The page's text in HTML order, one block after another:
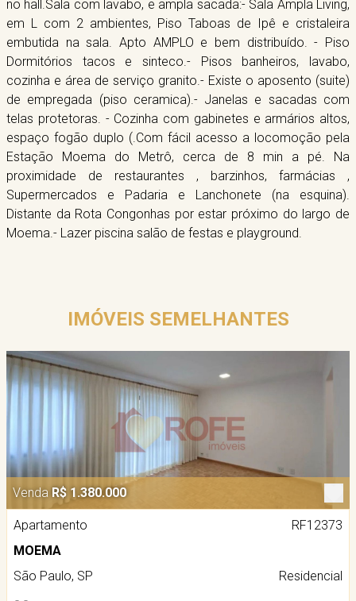
no hall.Sala com lavabo, e ampla sacada:- Sala Ampla Living,
em L com 2 ambientes, Piso Taboas de Ipê e cristaleira
embutida na sala. Apto AMPLO e bem distribuído. - Piso
Dormitórios tacos e sinteco.- Pisos banheiros, lavabo,
cozinha e área de serviço granito.- Existe o aposento (suite)
de empregada (piso ceramica).- Janelas e sacadas com
telas protetoras. - Cozinha com gabinetes e armários altos,
espaço fogão duplo (.Com fácil acesso a locomoção pela
Estação Moema do Metrô, cerca de 8 min a pé. Na
proximidade de restaurantes , barzinhos, farmácias ,
Supermercados e Padaria e Lanchonete (na esquina).
Distante da Rota Congonhas por estar próximo do largo de
Moema.- Lazer piscina salão de festas e playground.
IMÓVEIS SEMELHANTES
Venda R$ 1.380.000
Apartamento
RF12373
MOEMA
São Paulo, SP
Residencial